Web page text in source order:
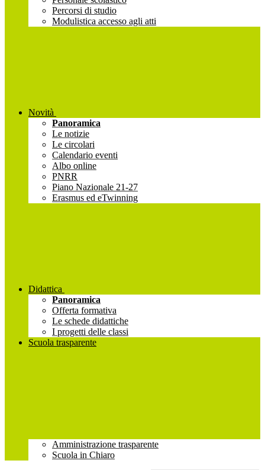
Percorsi di studio
Modulistica accesso agli atti
Novità
Panoramica
Le notizie
Le circolari
Calendario eventi
Albo online
PNRR
Piano Nazionale 21-27
Erasmus ed eTwinning
Didattica
Panoramica
Offerta formativa
Le schede didattiche
I progetti delle classi
Scuola trasparente
Amministrazione trasparente
Scuola in Chiaro